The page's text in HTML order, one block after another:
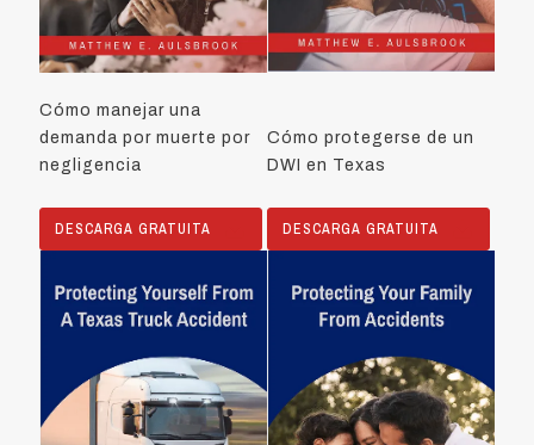
Cómo manejar una
demanda por muerte por
negligencia
DESCARGA GRATUITA
Cómo protegerse de un
DWI en Texas
DESCARGA GRATUITA